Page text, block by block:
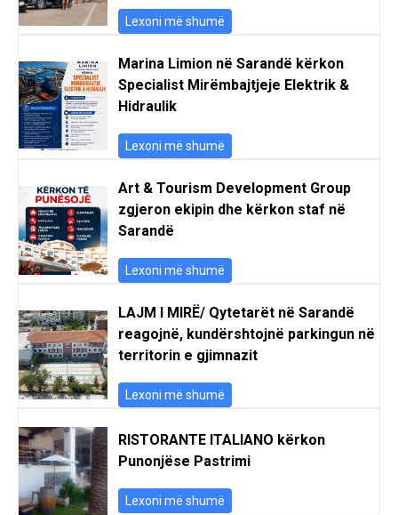
Lexoni më shumë
Marina Limion në Sarandë kërkon
Specialist Mirëmbajtjeje Elektrik &
Hidraulik
Lexoni më shumë
Art & Tourism Development Group
zgjeron ekipin dhe kërkon staf në
Sarandë
Lexoni më shumë
LAJM I MIRË/ Qytetarët në Sarandë
reagojnë, kundërshtojnë parkingun në
territorin e gjimnazit
Lexoni më shumë
RISTORANTE ITALIANO kërkon
Punonjëse Pastrimi
Lexoni më shumë